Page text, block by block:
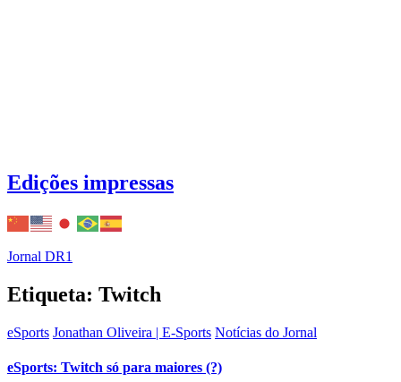
Edições impressas
Jornal DR1
Etiqueta: Twitch
eSports Jonathan Oliveira | E-Sports Notícias do Jornal
eSports: Twitch só para maiores (?)